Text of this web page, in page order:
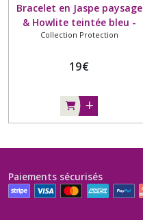
Bracelet en Jaspe paysage
& Howlite teintée bleu -
Bracelet en pierre naturelle
Collection Protection
19€
Paiements sécurisés